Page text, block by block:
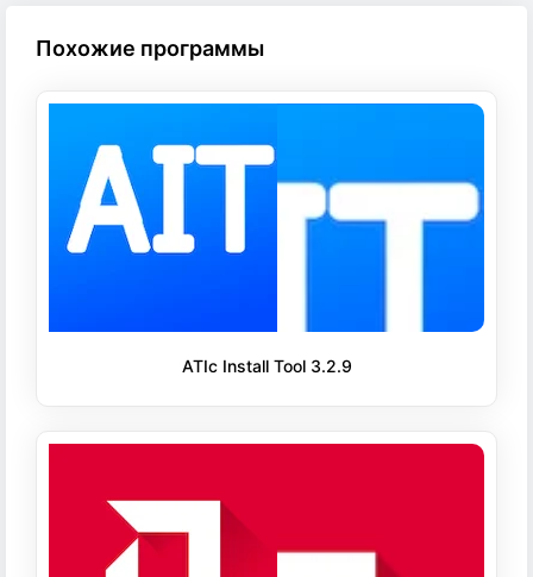
Похожие программы
ATIc Install Tool 3.2.9